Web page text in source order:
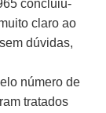
concluiu-
claro ao
dúvidas,
número de
tratados